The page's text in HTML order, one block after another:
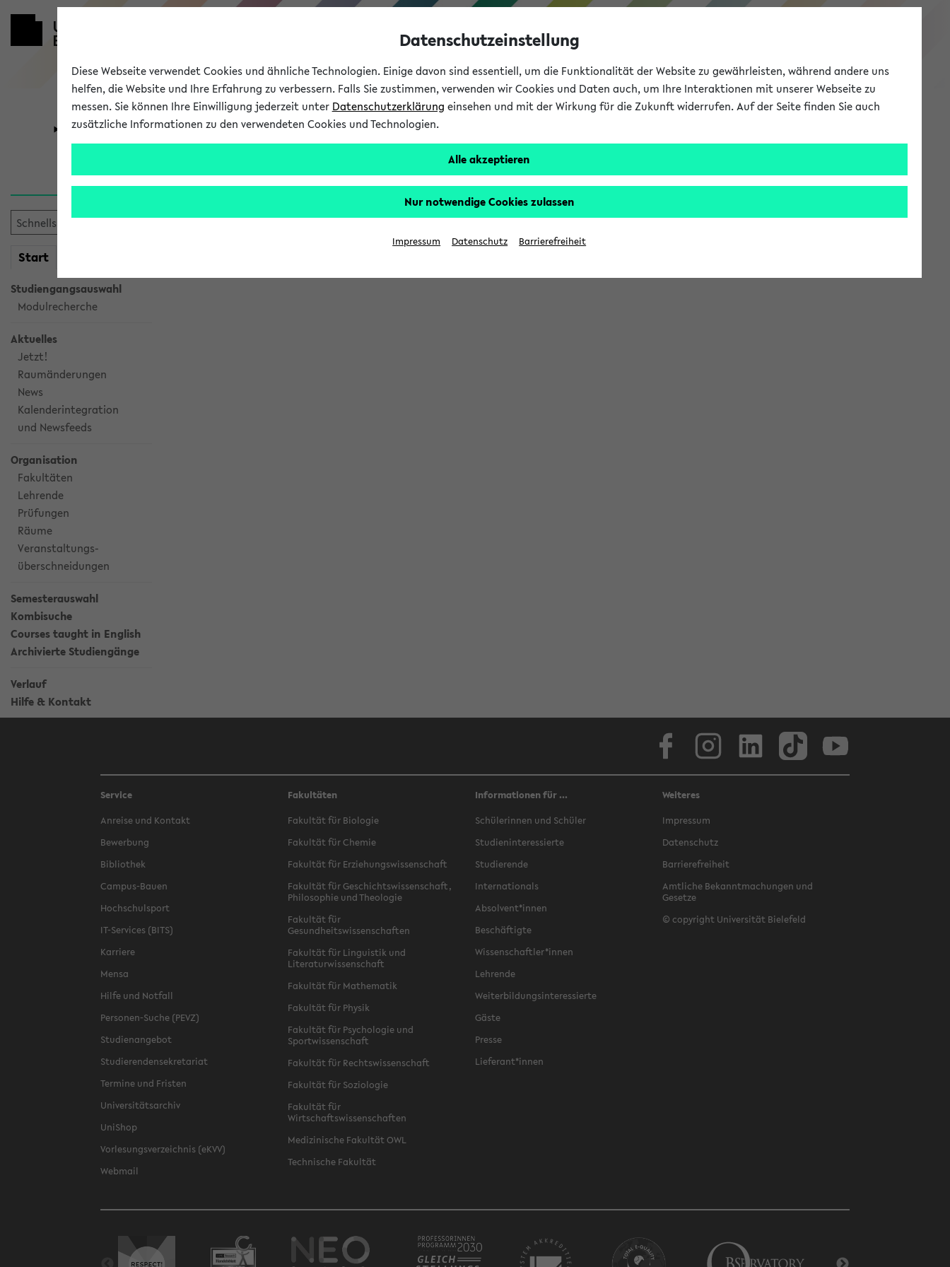
eKVV
Universität Forschung Studium
Start
Studiengangsauswahl
Modulrecherche
Aktuelles
Jetzt!
Raumänderungen
News
Kalenderintegration
und Newsfeeds
Organisation
Fakultäten
Lehrende
Prüfungen
Räume
Veranstaltungs-
überschneidungen
Semesterauswahl
Kombisuche
Courses taught in English
Archivierte Studiengänge
Verlauf
Hilfe & Kontakt
Verlauf
Service
Anreise und Kontakt
Bewerbung
Bibliothek
Campus-Bauen
Hochschulsport
IT-Services (BITS)
Karriere
Mensa
Hilfe und Notfall
Personen-Suche (PEVZ)
Studienangebot
Studierendensekretariat
Termine und Fristen
Universitätsarchiv
UniShop
Vorlesungsverzeichnis (eKVV)
Webmail
Fakultäten
Fakultät für Biologie
Fakultät für Chemie
Fakultät für Erziehungswissenschaft
Fakultät für Geschichtswissenschaft,
Philosophie und Theologie
Fakultät für
Gesundheitswissenschaften
Fakultät für Linguistik und
Literaturwissenschaft
Fakultät für Mathematik
Fakultät für Physik
Fakultät für Psychologie und
Sportwissenschaft
Fakultät für Rechtswissenschaft
Fakultät für Soziologie
Fakultät für
Wirtschaftswissenschaften
Medizinische Fakultät OWL
Technische Fakultät
Informationen für ...
Schülerinnen und Schüler
Studieninteressierte
Studierende
Internationals
Absolvent*innen
Beschäftigte
Wissenschaftler*innen
Lehrende
Weiterbildungsinteressierte
Gäste
Presse
Lieferant*innen
Weiteres
Impressum
Datenschutz
Barrierefreiheit
Amtliche Bekanntmachungen und
Gesetze
© copyright Universität Bielefeld
Datenschutzeinstellung
Diese Webseite verwendet Cookies und ähnliche Technologien. Einige davon sind essentiell, um die Funktionalität der Website zu gewährleisten, während andere uns
helfen, die Website und Ihre Erfahrung zu verbessern. Falls Sie zustimmen, verwenden wir Cookies und Daten auch, um Ihre Interaktionen mit unserer Webseite zu
messen. Sie können Ihre Einwilligung jederzeit unter Datenschutzerklärung einsehen und mit der Wirkung für die Zukunft widerrufen. Auf der Seite finden Sie auch
zusätzliche Informationen zu den verwendeten Cookies und Technologien.
Alle akzeptieren
Nur notwendige Cookies zulassen
Impressum Datenschutz Barrierefreiheit